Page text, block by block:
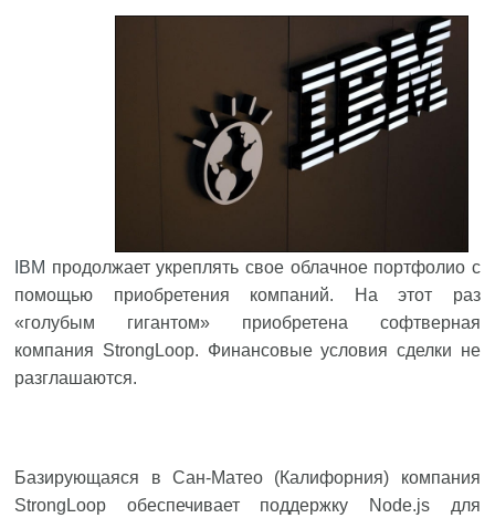
IBM продолжает укреплять свое облачное портфолио с
помощью приобретения компаний. На этот раз
«голубым гигантом» приобретена софтверная
компания StrongLoop. Финансовые условия сделки не
разглашаются.
Базирующаяся в Сан-Матео (Калифорния) компания
StrongLoop обеспечивает поддержку Node.js для